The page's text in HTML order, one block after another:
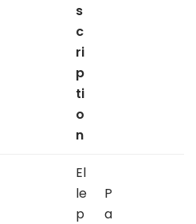
s
c
ri
p
ti
o
n
El
le
p
P
a